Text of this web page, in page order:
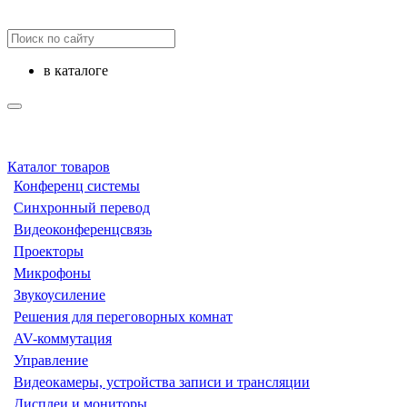
в каталоге
Каталог товаров
Конференц системы
Синхронный перевод
Видеоконференцсвязь
Проекторы
Микрофоны
Звукоусиление
Решения для переговорных комнат
AV-коммутация
Управление
Видеокамеры, устройства записи и трансляции
Дисплеи и мониторы